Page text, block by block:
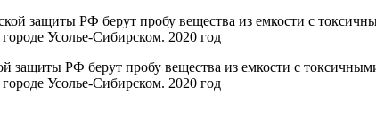
защиты РФ берут пробу вещества из емкости с
Усолье-Сибирском. 2020 год